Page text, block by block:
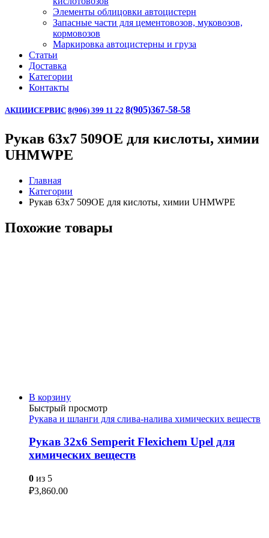
Элементы облицовки автоцистерн
Запасные части для цементовозов, муковозов,
кормовозов
Маркировка автоцистерны и груза
Статьи
Доставка
Категории
Контакты
АКЦИИСЕРВИС 8(906) 399 11 22 8(905)367-58-58
Рукав 63х7 509OE для кислоты, химии
UHMWPE
Главная
Категории
Рукав 63х7 509OE для кислоты, химии UHMWPE
Похожие товары
В корзину
Быстрый просмотр
Рукава и шланги для слива-налива химических веществ
Рукав 32х6 Semperit Flexichem Upel для
химических веществ
0 из 5
₽3,860.00